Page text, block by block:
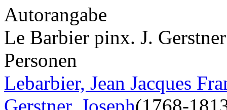
Autorangabe
Le Barbier pinx. J.
Personen
Lebarbier, Jean Jacques
Gerstner, Joseph(1768-